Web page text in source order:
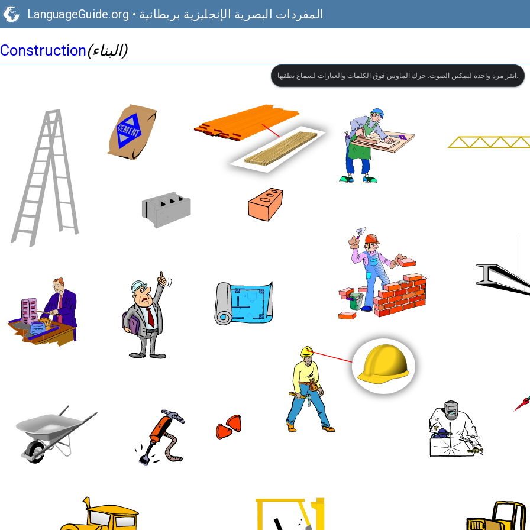
LanguageGuide.org • المفردات البصرية الإنجليزية بريطانية
Construction (البناء)
انقر مرة واحدة لتمكين الصوت. حرك الماوس فوق الكلمات والعبارات لسماع نطقها.